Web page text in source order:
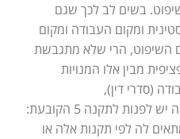
בשים לב לכך שגם
ומקום העבודה ומקום
השיפוט, הרי שלא מתגבשת
מבין אלו המנויות
(סדרי דין),
התשנ"ב-1991. במצב דברים זה יש לפנות לתקנה 5 הקובעת:
לה לפי תקנות אלה או